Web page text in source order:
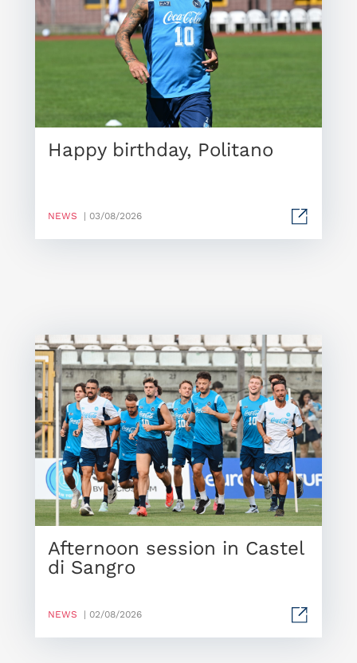
Happy birthday, Politano
NEWS | 03/08/2026
Afternoon session in Castel
di Sangro
NEWS | 02/08/2026